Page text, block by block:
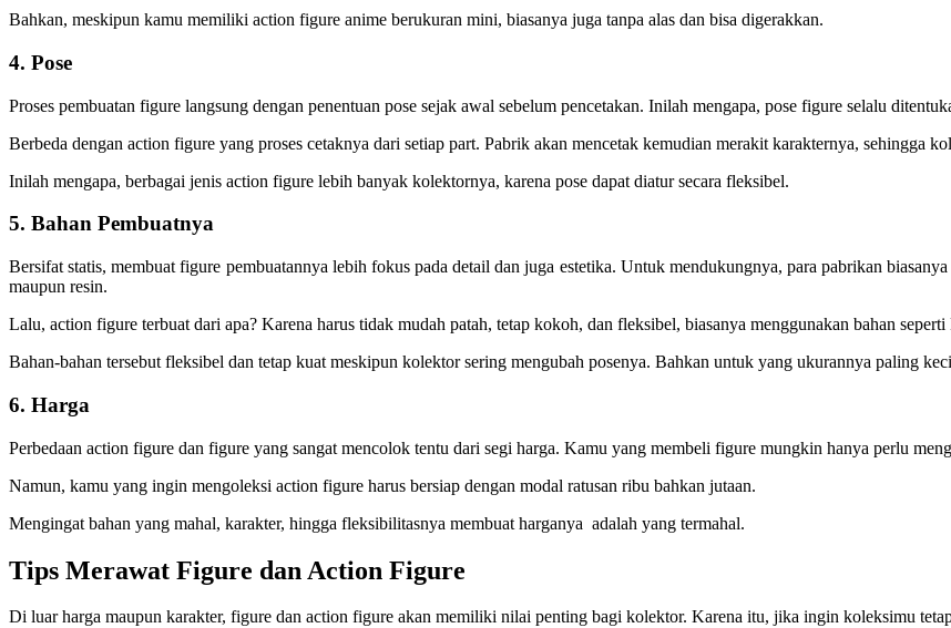
Bahkan, meskipun kamu memiliki action figure anime berukuran mini, biasanya juga tanpa alas dan bisa digerakkan.
4. Pose
Proses pembuatan figure langsung dengan penentuan pose sejak awal sebelum pencetakan. Inilah mengapa, pose figure selalu
Berbeda dengan action figure yang proses cetaknya dari setiap part. Pabrik akan mencetak kemudian merakit karakternya, sehingga
Inilah mengapa, berbagai jenis action figure lebih banyak kolektornya, karena pose dapat diatur secara fleksibel.
5. Bahan Pembuatnya
Bersifat statis, membuat figure pembuatannya lebih fokus pada detail dan juga estetika. Untuk mendukungnya, para pabrikan
maupun resin.
Lalu, action figure terbuat dari apa? Karena harus tidak mudah patah, tetap kokoh, dan fleksibel, biasanya menggunakan bahan
Bahan-bahan tersebut fleksibel dan tetap kuat meskipun kolektor sering mengubah posenya. Bahkan untuk yang ukurannya paling
6. Harga
Perbedaan action figure dan figure yang sangat mencolok tentu dari segi harga. Kamu yang membeli figure mungkin hanya perlu
Namun, kamu yang ingin mengoleksi action figure harus bersiap dengan modal ratusan ribu bahkan jutaan.
Mengingat bahan yang mahal, karakter, hingga fleksibilitasnya membuat harganya adalah yang termahal.
Tips Merawat Figure dan Action Figure
Di luar harga maupun karakter, figure dan action figure akan memiliki nilai penting bagi kolektor. Karena itu, jika ingin koleksimu